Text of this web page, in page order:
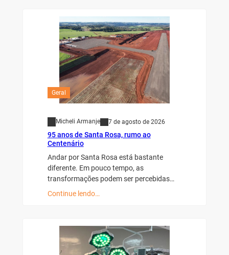
Geral
Micheli Armanje 7 de agosto de 2026
95 anos de Santa Rosa, rumo ao
Centenário
Andar por Santa Rosa está bastante
diferente. Em pouco tempo, as
transformações podem ser percebidas…
Continue lendo…